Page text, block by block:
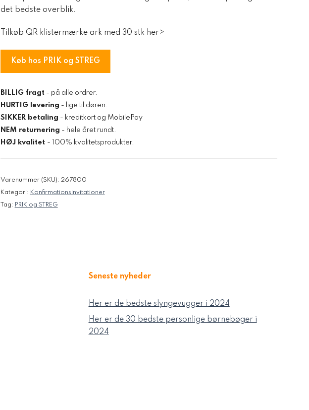
det bedste overblik.
Tilkøb QR klistermærke ark med 30 stk her>
Køb hos PRIK og STREG
BILLIG fragt - på alle ordrer.
HURTIG levering - lige til døren.
SIKKER betaling - kreditkort og MobilePay
NEM returnering - hele året rundt.
HØJ kvalitet - 100% kvalitetsprodukter.
Varenummer (SKU): 267800
Kategori: Konfirmationsinvitationer
Tag: PRIK og STREG
Seneste nyheder
Her er de bedste slyngevugger i 2024
Her er de 30 bedste personlige børnebøger i
2024